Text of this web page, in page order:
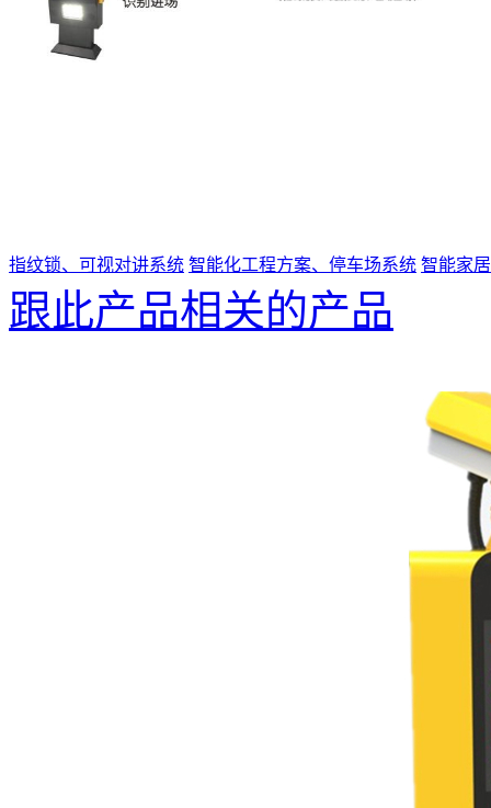
指纹锁、可视对讲系统 智能化工程方案、停车场系统 智能家居
跟此产品相关的产品